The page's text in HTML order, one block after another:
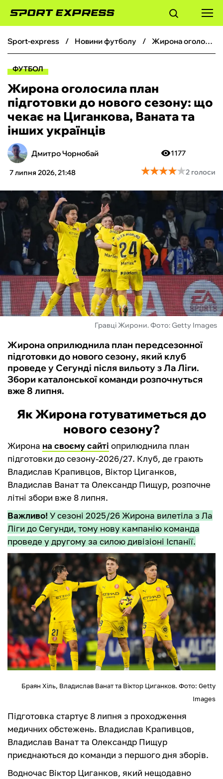
ФУТБОЛ
БОКС
ХОКЕЙ
ТЕНІС
КІБЕРСПОРТ
ЧС-2026
ФУТЗАЛ
ІНШІ
БУКМЕКЕРИ
sport-express новини футболу Жирона оголосила план підготовки до нового сезону: що чекає на Циганкова, Ваната та інших українців
ФУТБОЛ
Жирона оголосила план
підготовки до нового сезону: що
чекає на Циганкова, Ваната та
інших українців
Дмитро Чорнобай
7 липня 2026, 21:48
1177
★★★★★
★★★★★2 голоси
Гравці Жирони. Фото: Getty Images
Жирона оприлюднила план передсезонної
підготовки до нового сезону, який клуб
проведе у Сегунді після вильоту з Ла Ліги.
Збори каталонської команди розпочнуться
вже 8 липня.
Як Жирона готуватиметься до
нового сезону?
Жирона на своєму сайті оприлюднила план
підготовки до сезону-2026/27. Клуб, де грають
Владислав Крапивцов, Віктор Циганков,
Владислав Ванат та Олександр Пищур, розпочне
літні збори вже 8 липня.
Важливо! У сезоні 2025/26 Жирона вилетіла з Ла
Ліги до Сегунди, тому нову кампанію команда
проведе у другому за силою дивізіоні Іспанії.
Браян Хіль, Владислав Ванат та Віктор Циганков. Фото: Getty
Images
Підготовка стартує 8 липня з проходження
медичних обстежень. Владислав Крапивцов,
Владислав Ванат та Олександр Пищур
приєднаються до команди з першого дня зборів.
Водночас Віктор Циганков, який нещодавно